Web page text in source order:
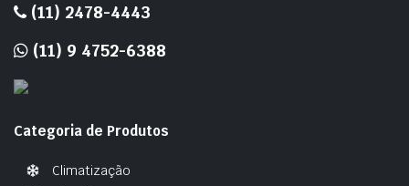
(11) 2478-4443
(11) 9 4752-6388
Categoria de Produtos
Climatização